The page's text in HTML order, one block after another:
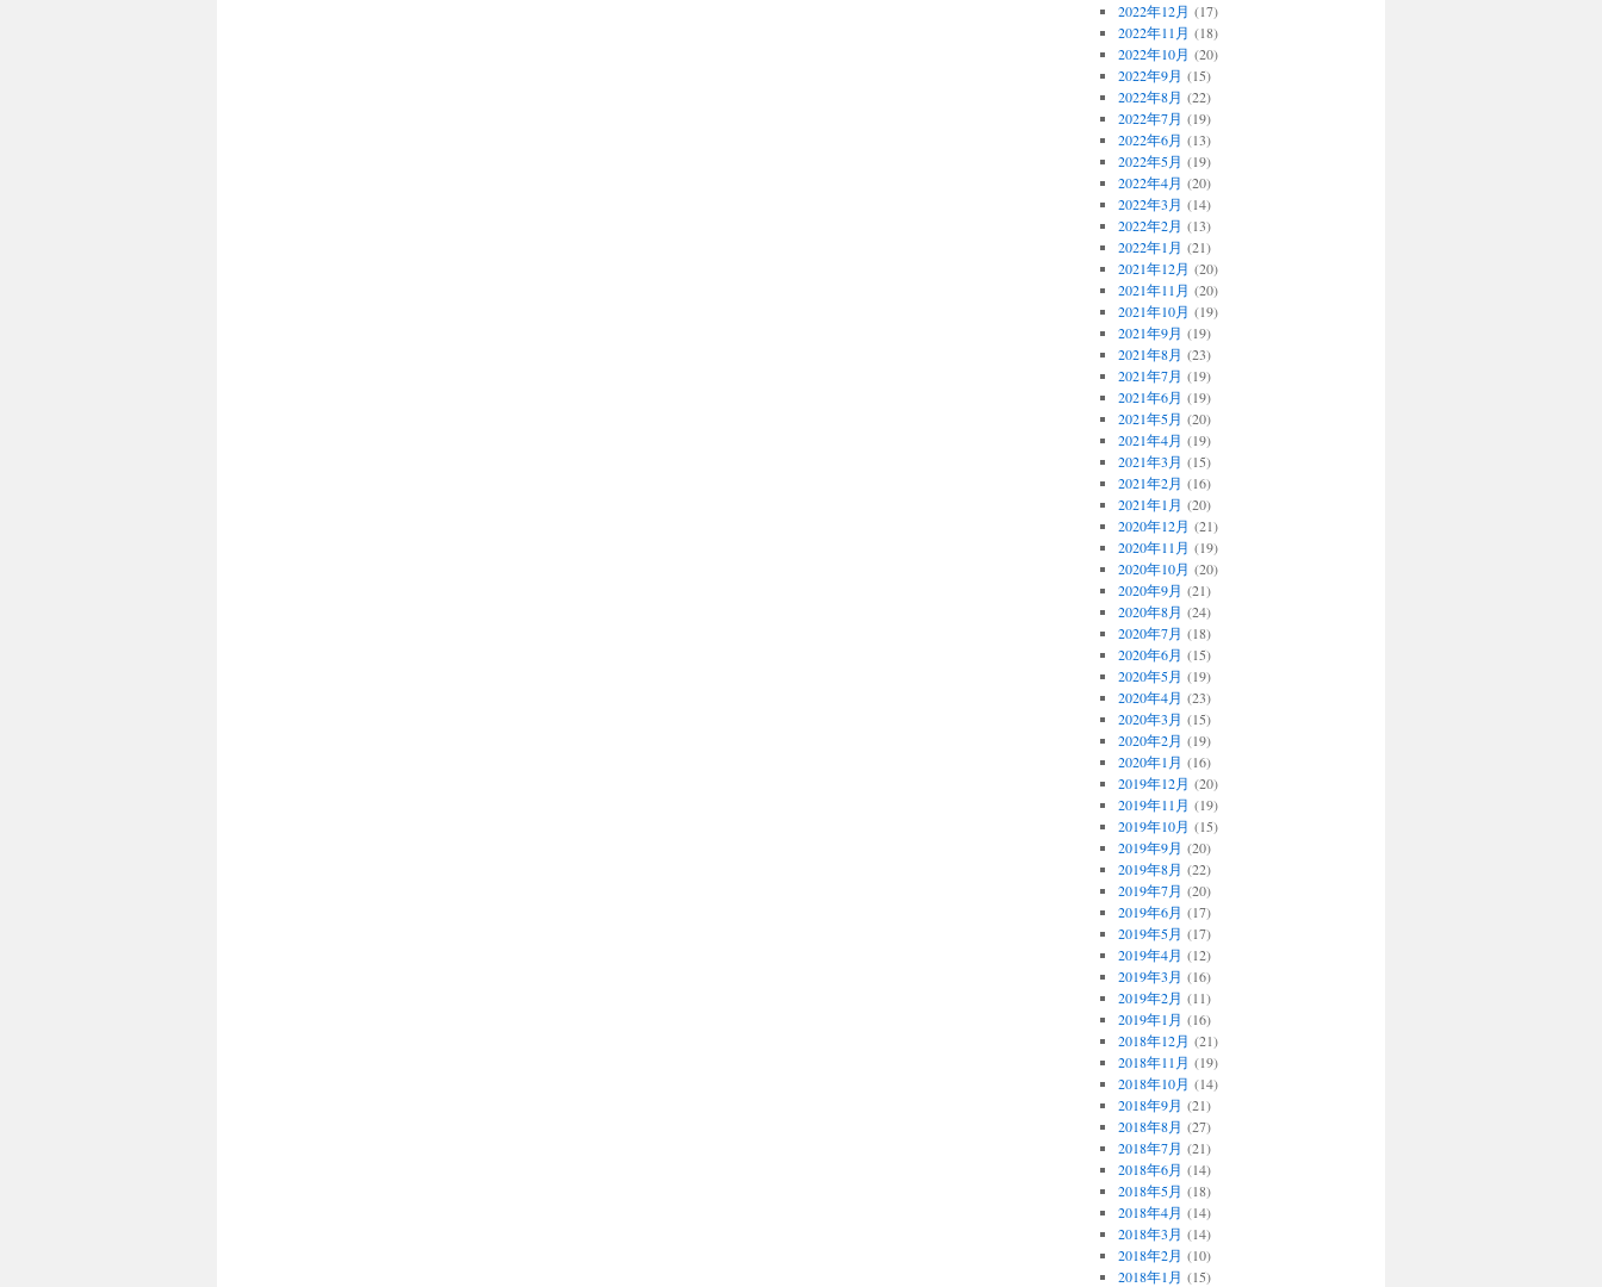
2022年12月 (17)
2022年11月 (18)
2022年10月 (20)
2022年9月 (15)
2022年8月 (22)
2022年7月 (19)
2022年6月 (13)
2022年5月 (19)
2022年4月 (20)
2022年3月 (14)
2022年2月 (13)
2022年1月 (21)
2021年12月 (20)
2021年11月 (20)
2021年10月 (19)
2021年9月 (19)
2021年8月 (23)
2021年7月 (19)
2021年6月 (19)
2021年5月 (20)
2021年4月 (19)
2021年3月 (15)
2021年2月 (16)
2021年1月 (20)
2020年12月 (21)
2020年11月 (19)
2020年10月 (20)
2020年9月 (21)
2020年8月 (24)
2020年7月 (18)
2020年6月 (15)
2020年5月 (19)
2020年4月 (23)
2020年3月 (15)
2020年2月 (19)
2020年1月 (16)
2019年12月 (20)
2019年11月 (19)
2019年10月 (15)
2019年9月 (20)
2019年8月 (22)
2019年7月 (20)
2019年6月 (17)
2019年5月 (17)
2019年4月 (12)
2019年3月 (16)
2019年2月 (11)
2019年1月 (16)
2018年12月 (21)
2018年11月 (19)
2018年10月 (14)
2018年9月 (21)
2018年8月 (27)
2018年7月 (21)
2018年6月 (14)
2018年5月 (18)
2018年4月 (14)
2018年3月 (14)
2018年2月 (10)
2018年1月 (15)